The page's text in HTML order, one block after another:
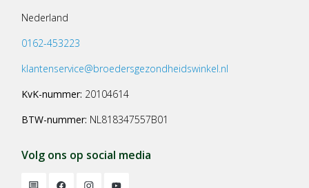
Nederland
0162-453223
klantenservice@broedersgezondheidswinkel.nl
KvK-nummer: 20104614
BTW-nummer: NL818347557B01
Volg ons op social media